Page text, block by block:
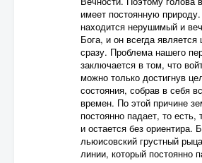
имеет постоянную
находится нерушимый и
Бога, и он всегда является
сразу. Проблема нашего
заключается в том, что
можно только достигнув
состояния, собрав в себя
времен. По этой причине
постоянно падает, то есть,
и остается без ориентира.
льюисовский грустный
линии, который постоянно